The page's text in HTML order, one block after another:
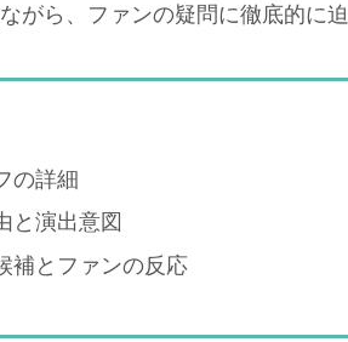
がら、ファンの疑問に徹底的に迫
の詳細
と演出意図
補とファンの反応